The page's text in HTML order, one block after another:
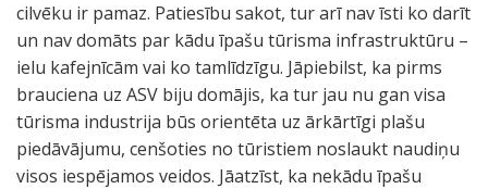
cilvēku ir pamaz. Patiesību sakot, tur arī nav īsti ko darīt
un nav domāts par kādu īpašu tūrisma infrastruktūru –
ielu kafejnīcām vai ko tamlīdzīgu. Jāpiebilst, ka pirms
brauciena uz ASV biju domājis, ka tur jau nu gan visa
tūrisma industrija būs orientēta uz ārkārtīgi plašu
piedāvājumu, cenšoties no tūristiem noslaukt naudiņu
visos iespējamos veidos. Jāatzīst, ka nekādu īpašu